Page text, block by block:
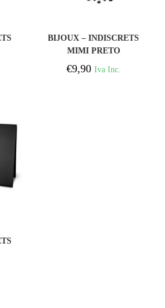
BIJOUX – INDISCRETS
MIMI PRETO
€9,90 Iva Inc.